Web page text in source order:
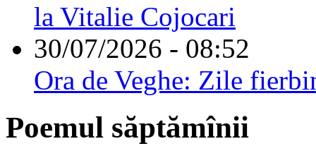
la Vitalie Cojocari
30/07/2026 - 08:52
Ora de Veghe: Zile
Poemul săptămînii